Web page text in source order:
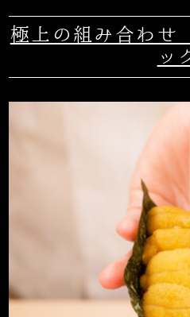
極上の組み合わ
ッ